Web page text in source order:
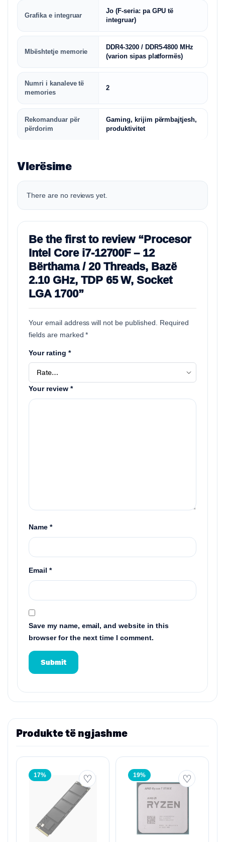
Grafika e integruar
Jo(F-seria: pa GPU të
integruar)
Mbështetje memorie
DDR4-3200 / DDR5-4800 MHz
(varion sipas platformës)
Numri i kanaleve të
memories
2
Rekomanduar për
përdorim
Gaming, krijim përmbajtjesh,
produktivitet
Vlerësime
There are no reviews yet.
Be the first to review “Procesor
Intel Core i7‑12700F – 12
Bërthama / 20 Threads, Bazë
2.10 GHz, TDP 65 W, Socket
LGA 1700”
Your email address will not be published.
Required
fields are marked*
Your rating *
Your review *
Name *
Email *
Save my name, email, and website in this
browser for the next time I comment.
Produkte të ngjashme
17% 19%